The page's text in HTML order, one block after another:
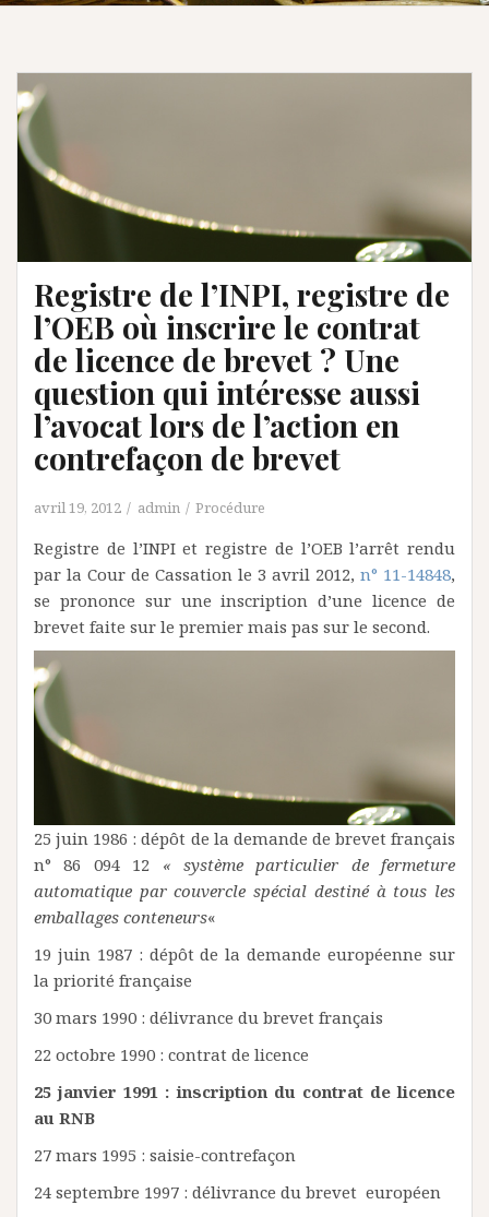
Registre de l’INPI, registre de
l’OEB où inscrire le contrat
de licence de brevet ? Une
question qui intéresse aussi
l’avocat lors de l’action en
contrefaçon de brevet
avril 19, 2012 admin Procédure
Registre de l’INPI et registre de l’OEB l’arrêt rendu
par la Cour de Cassation le 3 avril 2012, n° 11-14848,
se prononce sur une inscription d’une licence de
brevet faite sur le premier mais pas sur le second.
25 juin 1986 : dépôt de la demande de brevet français
n° 86 094 12 « système particulier de fermeture
automatique par couvercle spécial destiné à tous les
emballages conteneurs«
19 juin 1987 : dépôt de la demande européenne sur
la priorité française
30 mars 1990 : délivrance du brevet français
22 octobre 1990 : contrat de licence
25 janvier 1991 : inscription du contrat de licence
au RNB
27 mars 1995 : saisie-contrefaçon
24 septembre 1997 : délivrance du brevet européen